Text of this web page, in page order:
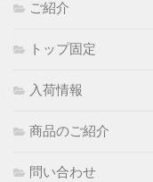
ご紹介
トップ固定
入荷情報
商品のご紹介
問い合わせ